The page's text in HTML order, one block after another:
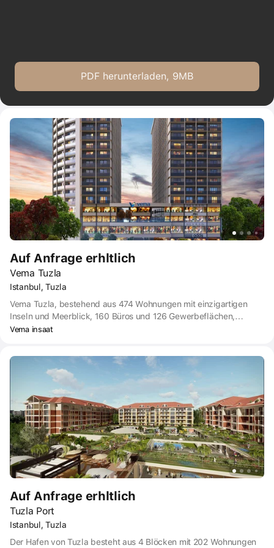
PDF herunterladen, 9MB
Auf Anfrage erhltlich
Vema Tuzla
Istanbul, Tuzla
Vema Tuzla, bestehend aus 474 Wohnungen mit einzigartigen
Inseln und Meerblick, 160 Büros und 126 Gewerbeflächen,
erwacht in Tuzla, einem der schnellsten und beliebtesten
Vema insaat
Auf Anfrage erhltlich
Tuzla Port
Istanbul, Tuzla
Der Hafen von Tuzla besteht aus 4 Blöcken mit 202 Wohnungen